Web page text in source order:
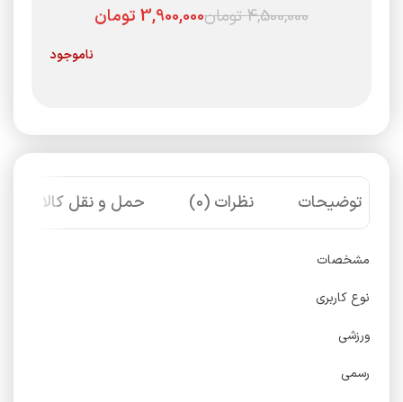
4,500,000تومان3,900,000 تومان
ناموجود
توضیحات نظرات (0) حمل و نقل کالا
مشخصات
نوع کاربری
ورزشی
رسمی